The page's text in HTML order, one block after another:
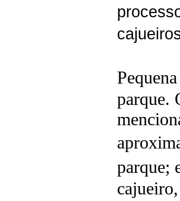
parque.
parque;